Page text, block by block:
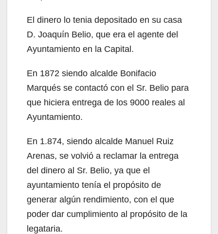
El dinero lo tenia depositado en su casa
D. Joaquín Belio, que era el agente del
Ayuntamiento en la Capital.
En 1872 siendo alcalde Bonifacio
Marqués se contactó con el Sr. Belio para
que hiciera entrega de los 9000 reales al
Ayuntamiento.
En 1.874, siendo alcalde Manuel Ruiz
Arenas, se volvió a reclamar la entrega
del dinero al Sr. Belio, ya que el
ayuntamiento tenía el propósito de
generar algún rendimiento, con el que
poder dar cumplimiento al propósito de la
legataria.